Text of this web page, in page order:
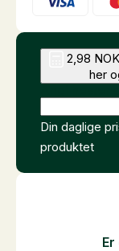
2,98
her
Din daglige
produktet